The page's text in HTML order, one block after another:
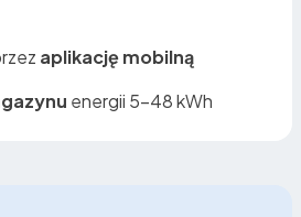
aplikację mobilną
energii 5–48 kWh